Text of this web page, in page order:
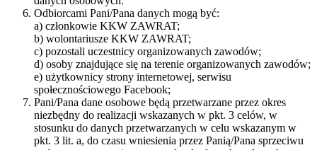
Odbiorcami Pani/Pana danych mogą być:
a) członkowie KKW ZAWRAT;
b) wolontariusze KKW ZAWRAT;
c) pozostali uczestnicy organizowanych zawodów;
d) osoby znajdujące się na terenie organizowanych zawodów;
e) użytkownicy strony internetowej, serwisu
społecznościowego Facebook;
Pani/Pana dane osobowe będą przetwarzane przez okres
niezbędny do realizacji wskazanych w pkt. 3 celów, w
stosunku do danych przetwarzanych w celu wskazanym w
pkt. 3 lit. a, do czasu wniesienia przez Panią/Pana sprzeciwu